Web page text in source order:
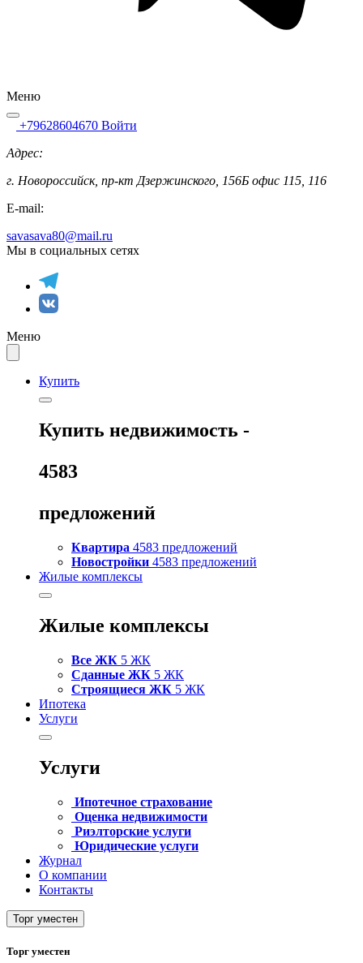
Меню
+79628604670 Войти
Адрес:
г. Новороссийск, пр-кт Дзержинского, 156Б офис 115, 116
E-mail:
savasava80@mail.ru
Мы в социальных сетях
Меню
Купить
Купить недвижимость -
4583
предложений
Квартира 4583 предложений
Новостройки 4583 предложений
Жилые комплексы
Жилые комплексы
Все ЖК 5 ЖК
Сданные ЖК 5 ЖК
Строящиеся ЖК 5 ЖК
Ипотека
Услуги
Услуги
Ипотечное страхование
Оценка недвижимости
Риэлторские услуги
Юридические услуги
Журнал
О компании
Контакты
Торг уместен
Торг уместен